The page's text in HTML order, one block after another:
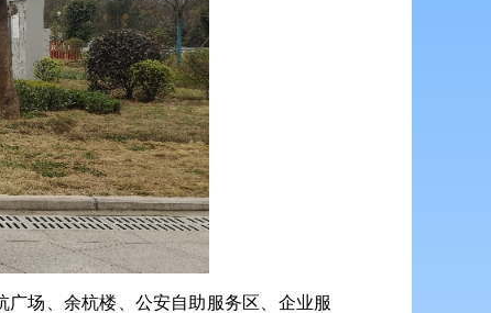
场、余杭楼、公安自助服务区、企业服